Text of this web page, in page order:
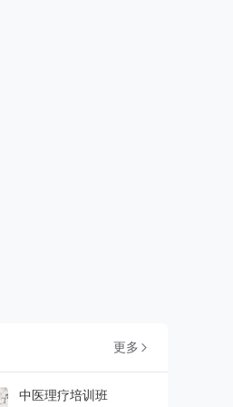
更多 
中医理疗培训班